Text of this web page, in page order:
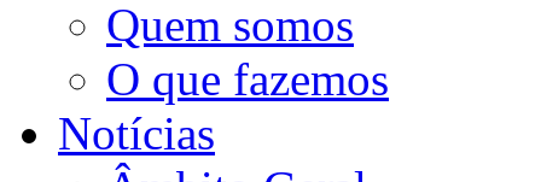
Quem somos
O que fazemos
Notícias